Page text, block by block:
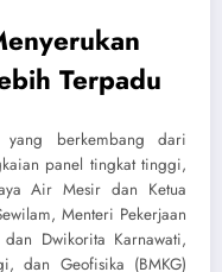
Terpadu
yang berkembang dari
panel tingkat tinggi,
Air Mesir dan Ketua
Menteri Pekerjaan
Dwikorita Karnawati,
dan Geofisika (BMKG)